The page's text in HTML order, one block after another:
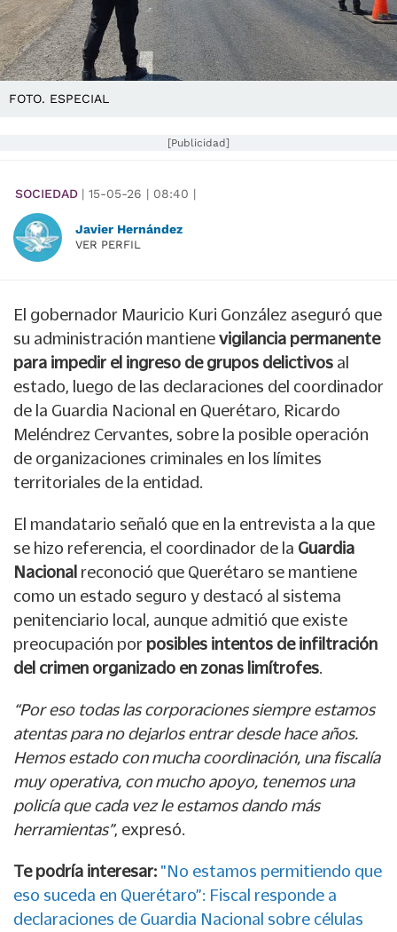
FOTO. ESPECIAL
[Publicidad]
SOCIEDAD | 15-05-26 | 08:40 |
Javier Hernández
VER PERFIL
El gobernador Mauricio Kuri González aseguró que
su administración mantiene vigilancia permanente
para impedir el ingreso de grupos delictivos al
estado, luego de las declaraciones del coordinador
de la Guardia Nacional en Querétaro, Ricardo
Meléndrez Cervantes, sobre la posible operación
de organizaciones criminales en los límites
territoriales de la entidad.
El mandatario señaló que en la entrevista a la que
se hizo referencia, el coordinador de la Guardia
Nacional reconoció que Querétaro se mantiene
como un estado seguro y destacó al sistema
penitenciario local, aunque admitió que existe
preocupación por posibles intentos de infiltración
del crimen organizado en zonas limítrofes
“Por eso todas las corporaciones siempre estamos
atentas para no dejarlos entrar desde hace años.
Hemos estado con mucha coordinación, una fiscalía
muy operativa, con mucho apoyo, tenemos una
policía que cada vez le estamos dando más
herramientas”, expresó.
Te podría interesar: "No estamos permitiendo que
eso suceda en Querétaro”: Fiscal responde a
declaraciones de Guardia Nacional sobre células